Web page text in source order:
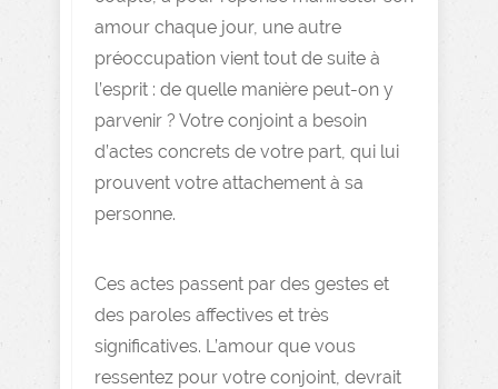
amour chaque jour, une autre
préoccupation vient tout de suite à
l’esprit : de quelle manière peut-on y
parvenir ? Votre conjoint a besoin
d’actes concrets de votre part, qui lui
prouvent votre attachement à sa
personne.
Ces actes passent par des gestes et
des paroles affectives et très
significatives. L’amour que vous
ressentez pour votre conjoint, devrait